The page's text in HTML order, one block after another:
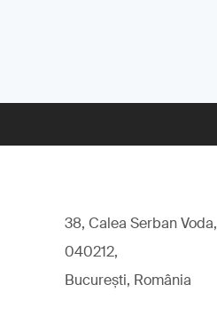
38, Calea Serban Voda,
040212,
București, România